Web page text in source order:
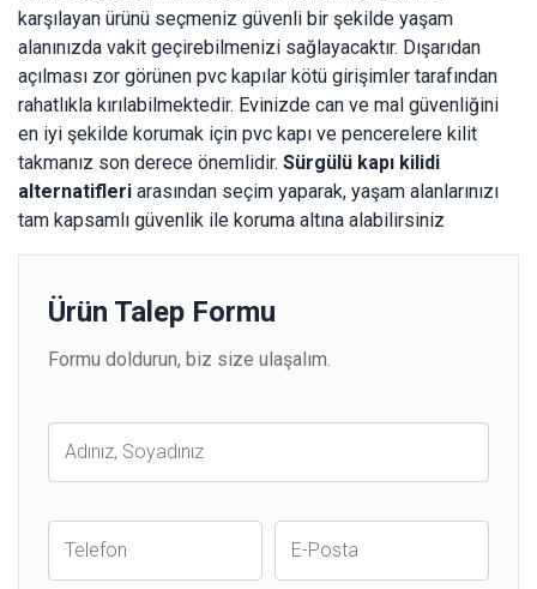
karşılayan ürünü seçmeniz güvenli bir şekilde yaşam
alanınızda vakit geçirebilmenizi sağlayacaktır. Dışarıdan
açılması zor görünen pvc kapılar kötü girişimler tarafından
rahatlıkla kırılabilmektedir. Evinizde can ve mal güvenliğini
en iyi şekilde korumak için pvc kapı ve pencerelere kilit
takmanız son derece önemlidir. Sürgülü kapı kilidi
alternatifleri arasından seçim yaparak, yaşam alanlarınızı
tam kapsamlı güvenlik ile koruma altına alabilirsiniz
Ürün Talep Formu
Formu doldurun, biz size ulaşalım.
Ad
Soyad
Telefon
E-
Posta